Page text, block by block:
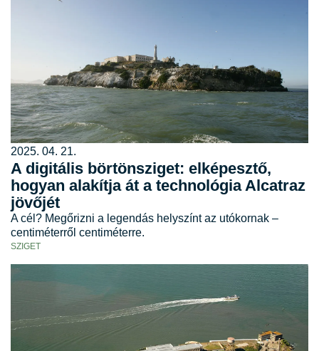
2025. 04. 21.
A digitális börtönsziget: elképesztő,
hogyan alakítja át a technológia Alcatraz
jövőjét
A cél? Megőrizni a legendás helyszínt az utókornak –
centiméterről centiméterre.
SZIGET